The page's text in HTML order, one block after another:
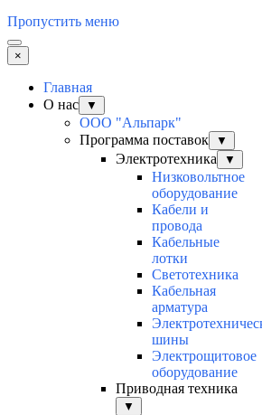
Пропустить меню
×
Главная
О нас
▼
ООО "Альпарк"
Программа поставок
▼
Электротехника ▼
Низковольтное
оборудование
Кабели и
провода
Кабельные
лотки
Светотехника
Кабельная
арматура
шины
Электрощитовое
оборудование
Приводная техника
▼